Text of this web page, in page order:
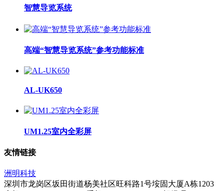
智慧导览系统
高端“智慧导览系统”参考功能标准
AL-UK650
UM1.25室内全彩屏
友情链接
洲明科技
深圳市龙岗区坂田街道杨美社区旺科路1号垵固大厦A栋1203